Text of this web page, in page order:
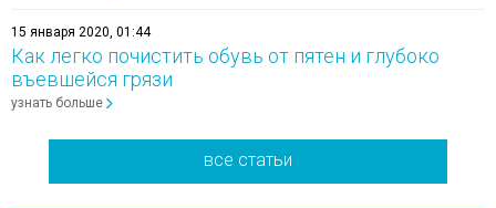
15 января 2020, 01:44
Как легко почистить обувь от пятен и глубоко
въевшейся грязи
узнать больше
все статьи